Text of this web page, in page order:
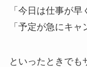
「今日は仕事が早
「予定が急にキ
といったときでも